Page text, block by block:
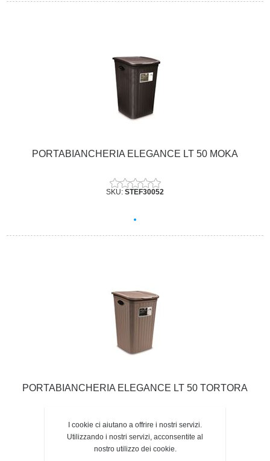
PORTABIANCHERIA ELEGANCE LT 50 MOKA
SKU: STEF30052
PORTABIANCHERIA ELEGANCE LT 50 TORTORA
SKU: STEF30051
I cookie ci aiutano a offrire i nostri servizi.
Utilizzando i nostri servizi, acconsentite al
nostro utilizzo dei cookie.